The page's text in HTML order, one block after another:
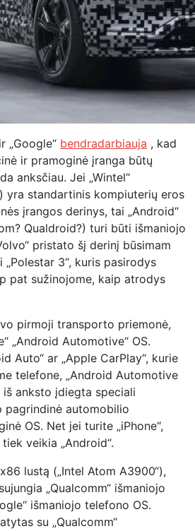
„Google“ bendradarbiauja , kad
ir pramoginė įranga būtų
anksčiau. Jei „Wintel“
yra standartinis kompiuterių eros
įrangos derinys, tai „Android“
Qualdroid?) turi būti išmaniojo
pristato šį derinį būsimam
3“, kuris pasirodys
pat sužinojome, kaip atrodys
pirmoji transporto priemonė,
„Android Automotive“ OS.
Auto“ ar „Apple CarPlay“, kurie
telefone, „Android Automotive
iš anksto įdiegta speciali
pagrindinė automobilio
OS. Net jei turite „iPhone“,
veikia „Android“.
lustą („Intel Atom A3900“),
„Qualcomm“ išmaniojo
išmaniojo telefono OS.
su „Qualcomm“